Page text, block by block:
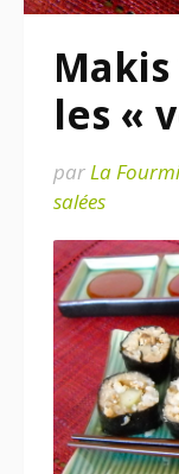
les «
parLa Fourmi
salées